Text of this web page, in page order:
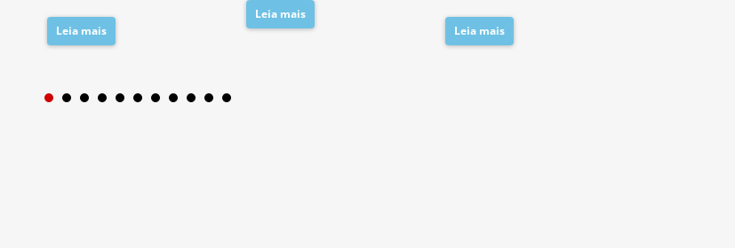
Leia mais
Leia mais
Leia mais
1 2